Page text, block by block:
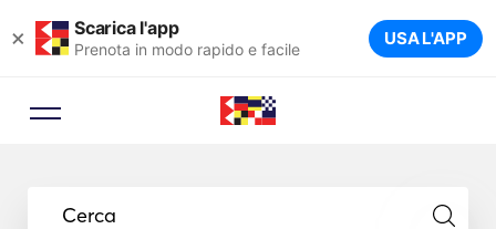
× Scarica l'app
Prenota in modo rapido e facile USA L'APP
Cerca